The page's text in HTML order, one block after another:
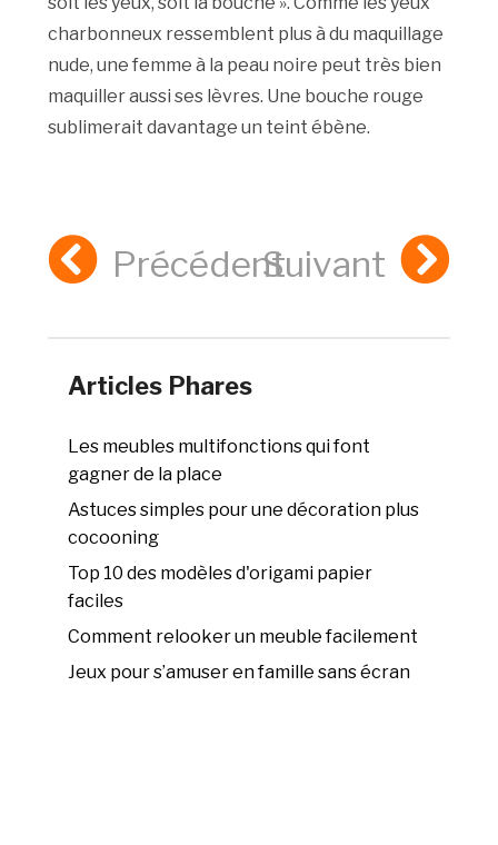
charbonneux ressemblent plus à du maquillage
nude, une femme à la peau noire peut très bien
maquiller aussi ses lèvres. Une bouche rouge
sublimerait davantage un teint ébène.
PrécédentSuivant
Articles Phares
Les meubles multifonctions qui font
gagner de la place
Astuces simples pour une décoration plus
cocooning
Top 10 des modèles d'origami papier
faciles
Comment relooker un meuble facilement
Jeux pour s’amuser en famille sans écran